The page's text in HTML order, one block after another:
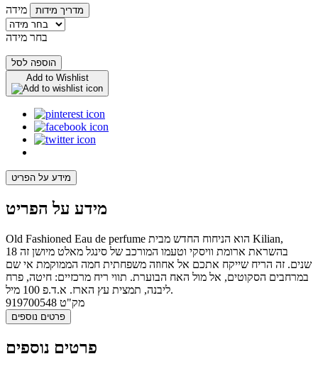
מידה
מדריך מידות
בחר מידה
הוספה לסל
Add to Wishlist
מידע על הפריט
מידע על הפריט
Old Fashioned Eau de perfume הוא הניחוח החדש מבית Kilian,
בהשראת ארומת וויסקי וטעמו המורכב של סינגל מאלט מיושן זה 18
שנים. זה הריח שייקח אתכם אל אחוזה משפחתית חמה הממוקמת אי שם
במרחבים הסקוטים, אל מול האח הבוערת. תווי ריח מרכזיים: חיטה, פרח
ליבנה, תמצית עץ הארז. א.ד.פ 100 מיל.
מק"ט 919700548
פרטים נוספים
פרטים נוספים